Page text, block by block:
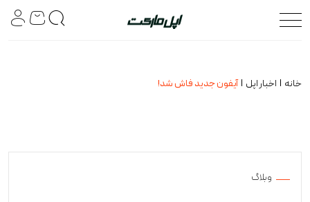
خانه اخبار اپل آیفون جدید فاش شد!
وبلاگ